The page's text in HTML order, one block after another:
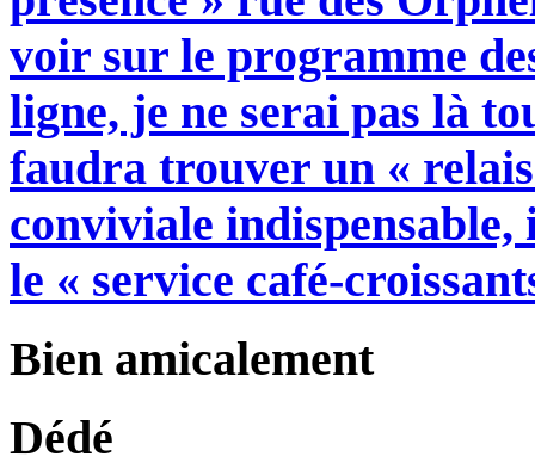
voir sur le programme
ligne, je ne serai pas là
faudra trouver un «
conviviale
le « service café-
Bien amicalement
Dédé